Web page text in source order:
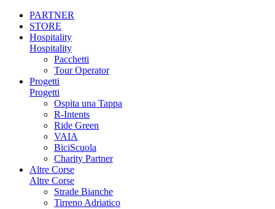
PARTNER
STORE
Hospitality
Hospitality
Pacchetti
Tour Operator
Progetti
Progetti
Ospita una Tappa
R-Intents
Ride Green
VAIA
BiciScuola
Charity Partner
Altre Corse
Altre Corse
Strade Bianche
Tirreno Adriatico